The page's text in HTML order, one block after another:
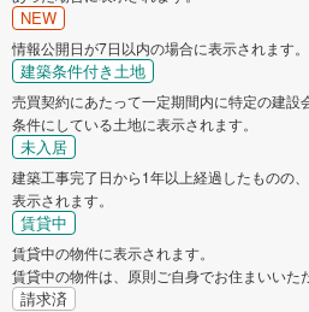
NEW
情報公開日が7日以内の場合に表示されます。
建築条件付き土地
売買契約にあたって一定期間内に特定の建設
条件にしている土地に表示されます。
未入居
建築工事完了日から1年以上経過したものの
表示されます。
賃貸中
賃貸中の物件に表示されます。
賃貸中の物件は、原則ご自身でお住まいいた
請求済